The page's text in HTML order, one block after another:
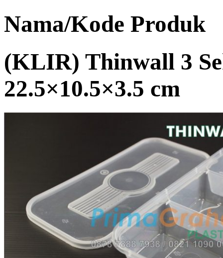
Nama/Kode Produk
(KLIR) Thinwall 3
22.5×10.5×3.5 cm